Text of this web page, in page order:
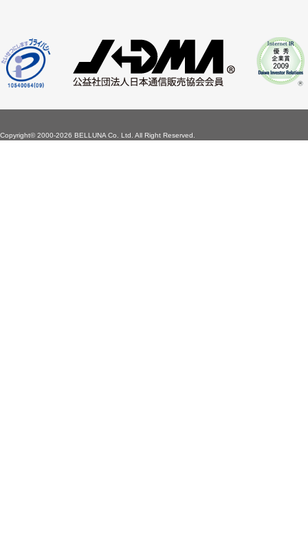
Copyright©2000-2026 BELLUNA Co. Ltd. All Right Reserved.